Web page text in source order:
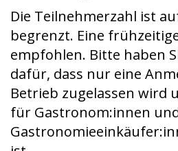
Die Teilnehmerzahl ist
begrenzt. Eine
empfohlen. Bitte haben
dafür, dass nur eine
Betrieb zugelassen wird
für Gastronom:innen